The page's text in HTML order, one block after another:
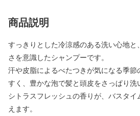
商品説明
すっきりとした冷涼感のある洗い心地
さを意識したシャンプーです。
汗や皮脂によるべたつきが気になる季
すく、豊かな泡で髪と頭皮をさっぱり洗
シトラスフレッシュの香りが、バスタイ
えます。